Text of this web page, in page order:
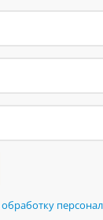
обработку